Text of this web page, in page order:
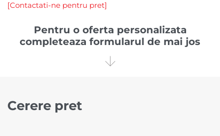
[Contactati-ne pentru pret]
Pentru o oferta personalizata
completeaza formularul de mai jos

Cerere pret